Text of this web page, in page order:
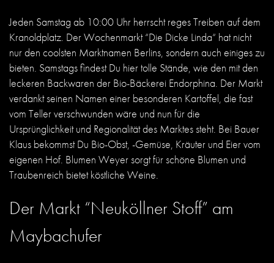
Jeden Samstag ab 10:00 Uhr herrscht reges Treiben auf dem
Kranoldplatz. Der Wochenmarkt “Die Dicke Linda“ hat nicht
nur den coolsten Marktnamen Berlins, sondern auch einiges zu
bieten. Samstags findest Du hier tolle Stände, wie den mit den
leckeren Backwaren der Bio-Bäckerei Endorphina. Der Markt
verdankt seinen Namen einer besonderen Kartoffel, die fast
vom Teller verschwunden wäre und nun für die
Ursprünglichkeit und Regionalität des Marktes steht. Bei Bauer
Klaus bekommst Du Bio-Obst, -Gemüse, Kräuter und Eier vom
eigenen Hof. Blumen Weyer sorgt für schöne Blumen und
Traubenreich bietet köstliche Weine.
Der Markt “Neuköllner Stoff” am
Maybachufer